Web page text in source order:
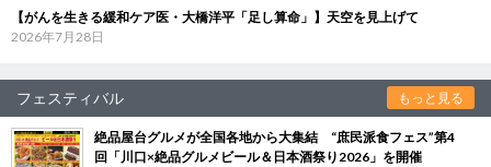
【がんを生きる緩和ケア医・大橋洋平「足し算命」】天空を見上げて
2026年7月28日
フェスティバル もっと見る
絶品屋台グルメが全国各地から大集結 “庶民派食フェス”第4
回「川口×絶品グルメビール＆日本酒祭り2026」を開催